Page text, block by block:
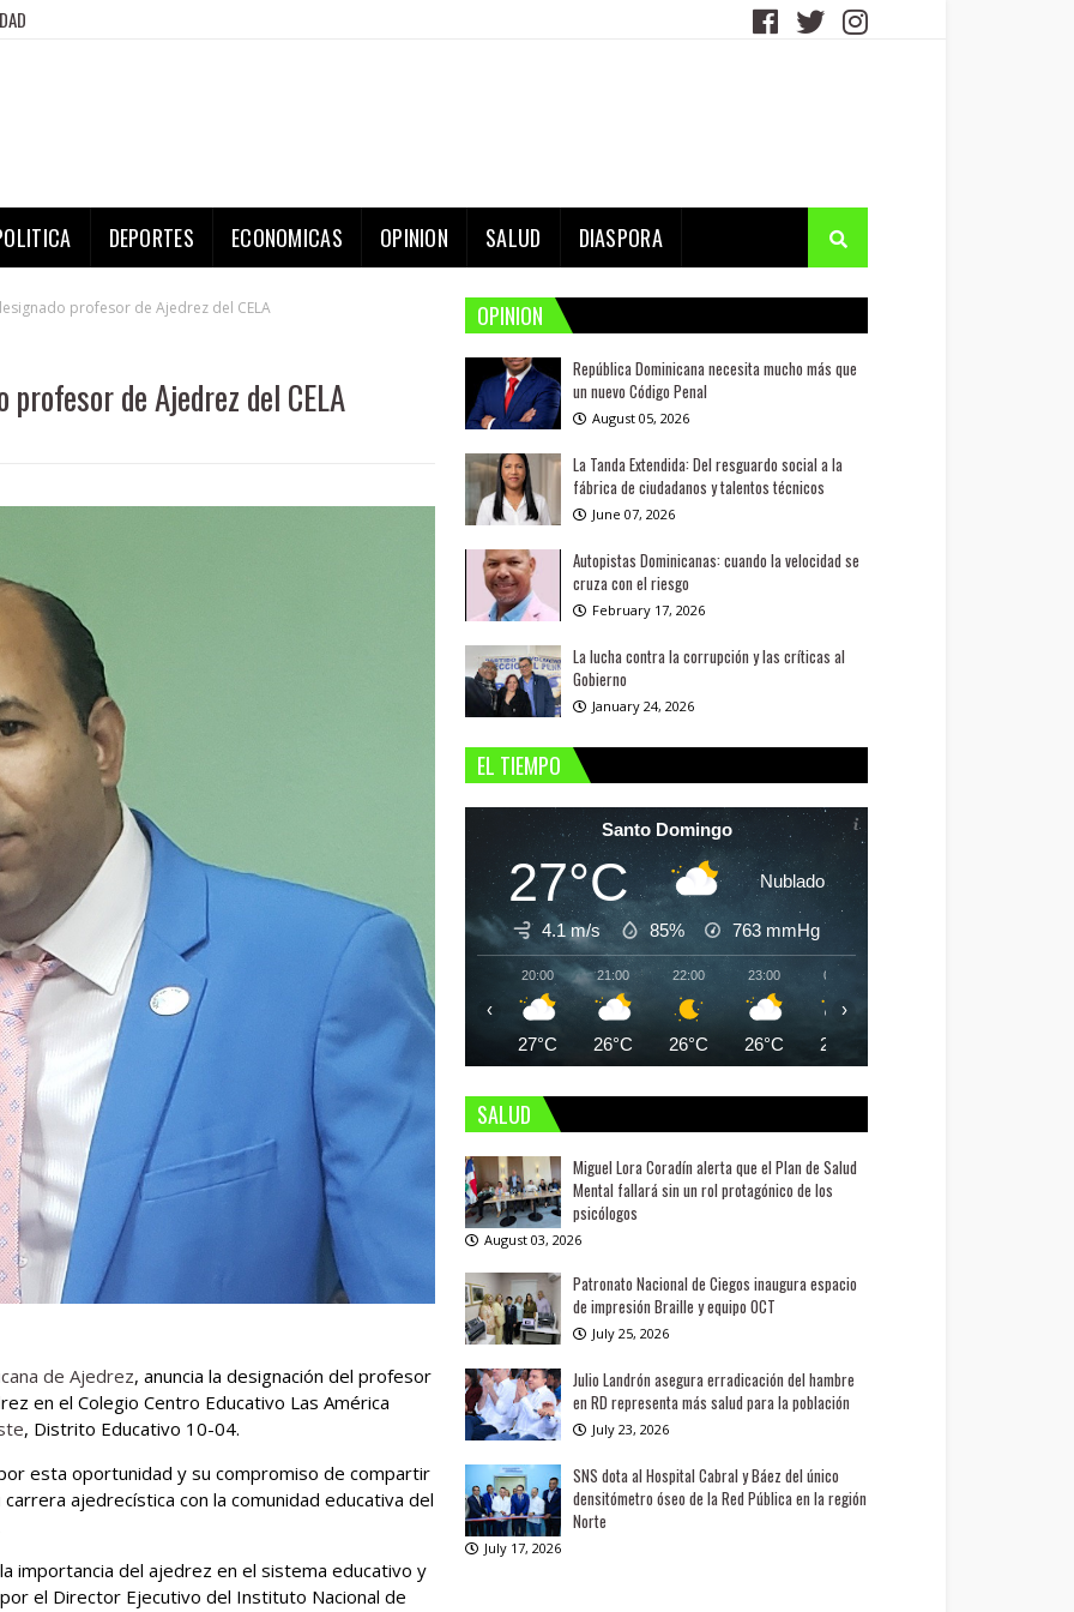
DEPORTES ECONOMICAS OPINION SALUD DIASPORA
profesor de Ajedrez del CELA
de Ajedrez del CELA
de Ajedrez, anuncia la designación del profesor
en el Colegio Centro Educativo Las América
, Distrito Educativo 10-04.
esta oportunidad y su compromiso de compartir
ajedrecística con la comunidad educativa del
importancia del ajedrez en el sistema educativo y
el Director Ejecutivo del Instituto Nacional de
OPINION
República Dominicana necesita mucho más que
un nuevo Código Penal
August 05, 2026
La Tanda Extendida: Del resguardo social a la
fábrica de ciudadanos y talentos técnicos
June 07, 2026
Autopistas Dominicanas: cuando la velocidad se
cruza con el riesgo
February 17, 2026
La lucha contra la corrupción y las críticas al
Gobierno
January 24, 2026
EL TIEMPO
Santo Domingo
27°C Nublado
4.1 m/s 85% 763 mmHg
20:00
27°C
21:00
26°C
22:00
26°C
23:00
26°C
00:00
25°C
‹ ›
SALUD
Miguel Lora Coradín alerta que el Plan de Salud
Mental fallará sin un rol protagónico de los
psicólogos
August 03, 2026
Patronato Nacional de Ciegos inaugura espacio
de impresión Braille y equipo OCT
July 25, 2026
Julio Landrón asegura erradicación del hambre
en RD representa más salud para la población
July 23, 2026
SNS dota al Hospital Cabral y Báez del único
densitómetro óseo de la Red Pública en la región
Norte
July 17, 2026